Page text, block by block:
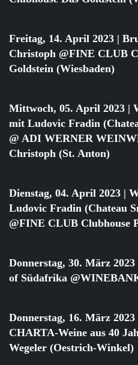
Freitag, 14. April 2023 |
Christoph @FINE CLUB
Goldstein (Wiesbaden)
Mittwoch, 05. April 2023 |
mit Ludovic Fradin
@ ADI WERNER
Christoph (St. Anton)
Dienstag, 04. April 2023 |
Ludovic Fradin (Chateau
@FINE CLUB Clubhouse
Donnerstag, 30. März 2023
of Südafrika
Donnerstag, 16. März 2023
CHARTA-Weine aus 40
Wegeler (Oestrich-Winkel)